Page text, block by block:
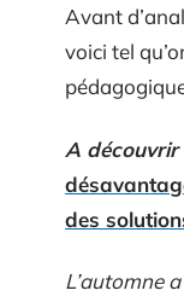
Avant
voici tel
A découvrir
des
L’automne